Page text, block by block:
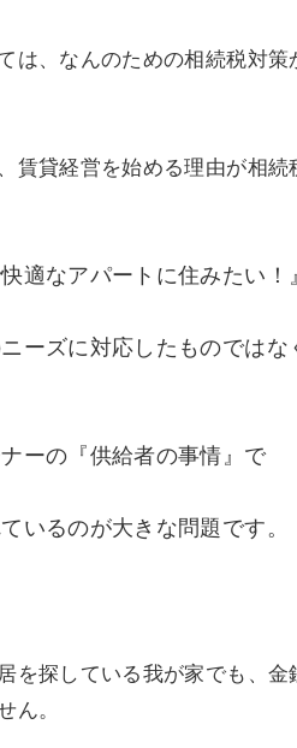
は、なんのための相続税対策
賃貸経営を始める理由が相続
快適なアパートに住みたい！
ーズに対応したものではな
ーの『供給者の事情』で
いるのが大きな問題です。
を探している我が家でも、
ん。